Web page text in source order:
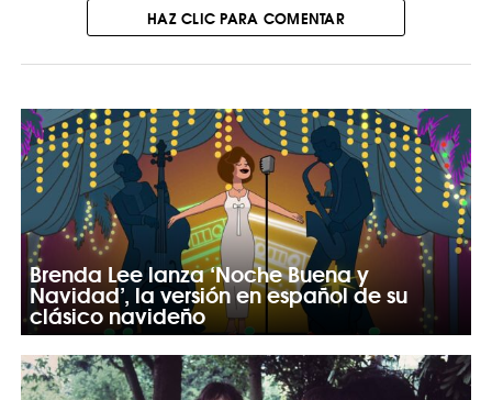
HAZ CLIC PARA COMENTAR
Brenda Lee lanza ‘Noche Buena y
Navidad’, la versión en español de su
clásico navideño